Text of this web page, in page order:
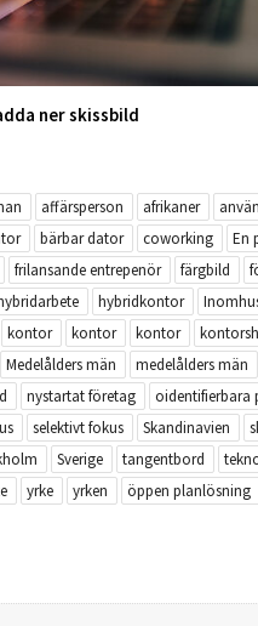
ner skissbild
affärsperson afrikaner
bärbar dator coworking En
frilansande entrepenör färgbild
hybridkontor
kontor kontor kontor
Medelålders män medelålders män
nystartat företag
oidentifierbara
selektivt fokus Skandinavien
Sverige tangentbord
yrke yrken öppen planlösning